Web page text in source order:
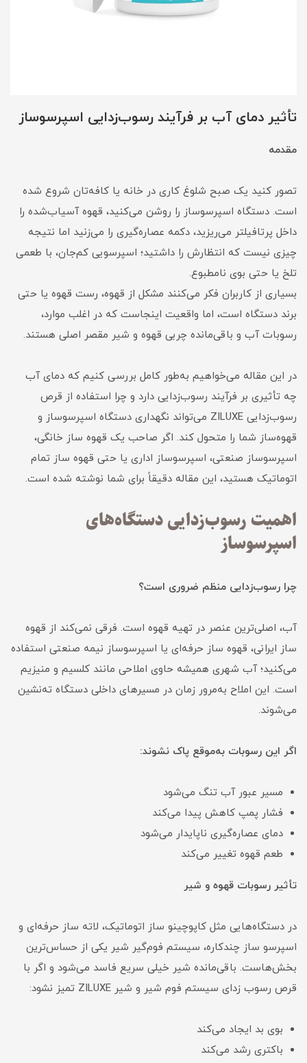
تأثیر دمای آب بر فرآیند رسوب‌زدایی اسپرسوساز
مقدمه
تصور کنید یک صبح شلوغ کاری در خانه یا کافه‌تان شروع شده
است. دستگاه اسپرسوساز را روشن می‌کنید، قهوه آسیاب‌شده را
داخل پرتافیلتر می‌ریزید، دکمه عصاره‌گیری را می‌زنید اما نتیجه
چیزی نیست که انتظارش را داشتید؛ اسپرسویی کم‌جان، با طعمی
تلخ یا حتی بوی نامطبوع.
بسیاری از کاربران فکر می‌کنند مشکل از قهوه، رست قهوه یا حتی
برند دستگاه است، اما واقعیت اینجاست که در اغلب موارد،
رسوبات آب و باقی‌مانده چربی قهوه و شیر مقصر اصلی هستند.
در این مقاله می‌خواهیم به‌طور کامل بررسی کنیم که دمای آب
چه تأثیری بر فرآیند رسوب‌زدایی دارد و چرا استفاده از قرص
رسوب‌زدایی ZILUXE می‌تواند نگهداری دستگاه اسپرسوساز و
قهوه‌ساز شما را متحول کند. اگر صاحب یک قهوه ساز خانگی،
اسپرسوساز صنعتی، اسپرسوساز اداری یا حتی قهوه ساز تمام
اتوماتیک هستید، این مقاله دقیقاً برای شما نوشته شده است.
اهمیت رسوب‌زدایی دستگاه‌های
اسپرسوساز
چرا رسوب‌زدایی منظم ضروری است؟
آب، اصلی‌ترین عنصر در تهیه قهوه است. فرقی نمی‌کند از قهوه
ساز ایرانی، قهوه ساز حرفه‌ای یا اسپرسوساز نیمه صنعتی استفاده
می‌کنید؛ آب شهری همیشه حاوی املاحی مانند کلسیم و منیزیم
است. این املاح به‌مرور زمان در مسیرهای داخلی دستگاه ته‌نشین
می‌شوند.
اگر این رسوبات به‌موقع پاک نشوند:
مسیر عبور آب تنگ می‌شود
فشار پمپ کاهش پیدا می‌کند
دمای عصاره‌گیری ناپایدار می‌شود
طعم قهوه تغییر می‌کند
تأثیر رسوبات قهوه و شیر
در دستگاه‌هایی مثل کاپوچینو ساز اتوماتیک، لاته ساز حرفه‌ای و
اسپرسو ساز چندکاره، سیستم فوم‌گیر شیر یکی از حساس‌ترین
بخش‌هاست. باقی‌مانده شیر خیلی سریع فاسد می‌شود و اگر با
قرص رسوب زدای سیستم فوم‌ شیر و شیر ZILUXE تمیز نشود:
بوی بد ایجاد می‌کند
باکتری رشد می‌کند